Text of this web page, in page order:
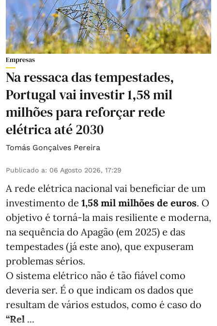
Empresas
Na ressaca das tempestades,
Portugal vai investir 1,58 mil
milhões para reforçar rede
elétrica até 2030
Tomás Gonçalves Pereira
Publicado a: 06 Agosto 2026, 17:29
A rede elétrica nacional vai beneficiar de um
investimento de 1,58 mil milhões de euros. O
objetivo é torná-la mais resiliente e moderna,
na sequência do Apagão (em 2025) e das
tempestades (já este ano), que expuseram
problemas sérios.
O sistema elétrico não é tão fiável como
deveria ser. É o que indicam os dados que
resultam de vários estudos, como é caso do
“Rel ...